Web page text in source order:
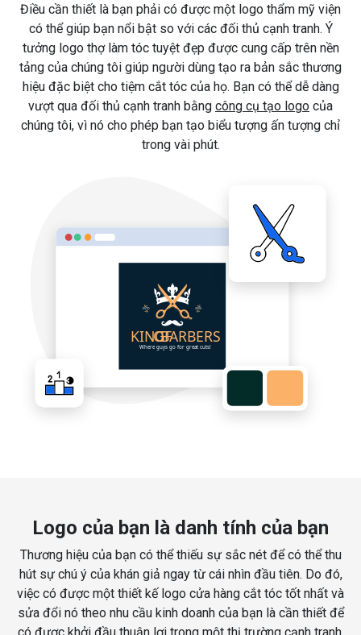
Điều cần thiết là bạn phải có được một logo thẩm mỹ viện
có thể giúp bạn nổi bật so với các đối thủ cạnh tranh. Ý
tưởng logo thợ làm tóc tuyệt đẹp được cung cấp trên nền
tảng của chúng tôi giúp người dùng tạo ra bản sắc thương
hiệu đặc biệt cho tiệm cắt tóc của họ. Bạn có thể dễ dàng
vượt qua đối thủ cạnh tranh bằng công cụ tạo logo của
chúng tôi, vì nó cho phép bạn tạo biểu tượng ấn tượng chỉ
trong vài phút.
Logo của bạn là danh tính của bạn
Thương hiệu của bạn có thể thiếu sự sắc nét để có thể thu
hút sự chú ý của khán giả ngay từ cái nhìn đầu tiên. Do đó,
việc có được một thiết kế logo cửa hàng cắt tóc tốt nhất và
sửa đổi nó theo nhu cầu kinh doanh của bạn là cần thiết để